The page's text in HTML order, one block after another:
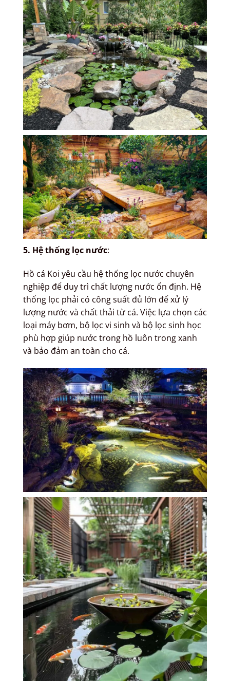
5. Hệ thống lọc nước:
Hồ cá Koi yêu cầu hệ thống lọc nước chuyên
nghiệp để duy trì chất lượng nước ổn định. Hệ
thống lọc phải có công suất đủ lớn để xử lý
lượng nước và chất thải từ cá. Việc lựa chọn các
loại máy bơm, bộ lọc vi sinh và bộ lọc sinh học
phù hợp giúp nước trong hồ luôn trong xanh
và bảo đảm an toàn cho cá.